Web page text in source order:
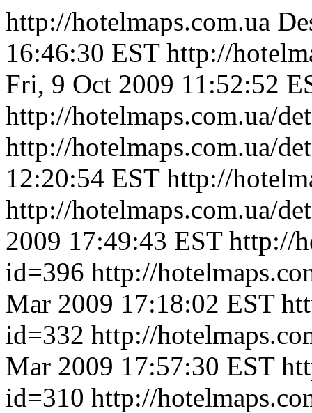
http://hotelmaps.com.ua
16:46:30 EST http://
Fri, 9 Oct 2009 11:52:52
http://hotelmaps.com.ua/
http://hotelmaps.com.ua/
12:20:54 EST http://
http://hotelmaps.com.ua/
2009 17:49:43 EST http://
id=396 http://
Mar 2009 17:18:02 EST
id=332 http://
Mar 2009 17:57:30 EST
id=310 http://